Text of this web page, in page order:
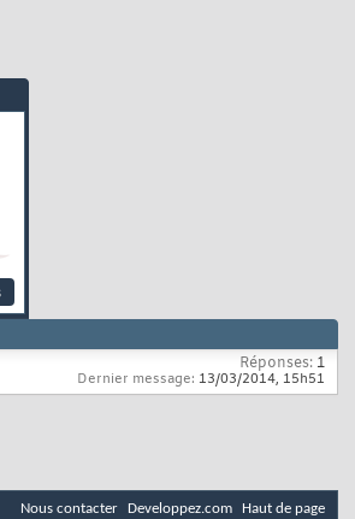
Réponses: 1
Dernier message: 13/03/2014, 15h51
Nous contacter Developpez.com Haut de page